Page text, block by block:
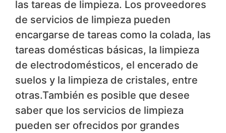
las tareas de limpieza. Los proveedores
de servicios de limpieza pueden
encargarse de tareas como la colada, las
tareas domésticas básicas, la limpieza
de electrodomésticos, el encerado de
suelos y la limpieza de cristales, entre
otras.También es posible que desee
saber que los servicios de limpieza
pueden ser ofrecidos por grandes